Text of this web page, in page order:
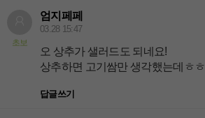
초보
엄지페페
03.28 15:47
오 상추가 샐러드도 되네요!
상추하면 고기쌈만 생각했는데ㅎㅎ
답글쓰기